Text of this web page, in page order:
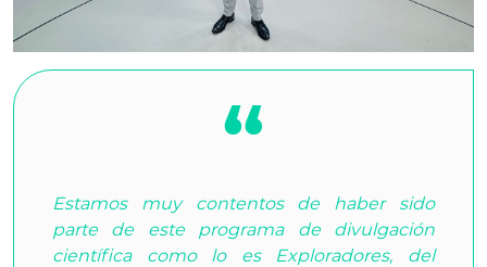
Estamos muy contentos de haber sido
parte de este programa de divulgación
científica como lo es Exploradores, del